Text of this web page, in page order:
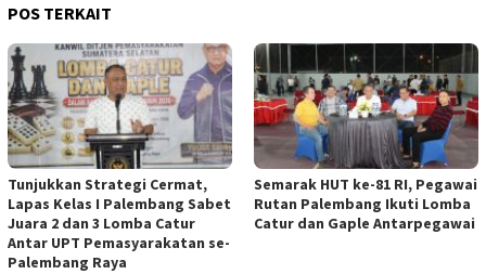
POS TERKAIT
Tunjukkan Strategi Cermat,
Lapas Kelas I Palembang Sabet
Juara 2 dan 3 Lomba Catur
Antar UPT Pemasyarakatan se-
Palembang Raya
Semarak HUT ke-81 RI, Pegawai
Rutan Palembang Ikuti Lomba
Catur dan Gaple Antarpegawai